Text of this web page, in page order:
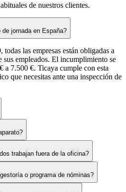
de nuestros clientes.
jornada en España?
las empresas están obligadas a
sus empleados. El incumplimiento se
a 7.500 €. Ticaya cumple con esta
que necesitas ante una inspección de
trabajan fuera de la oficina?
o programa de nóminas?